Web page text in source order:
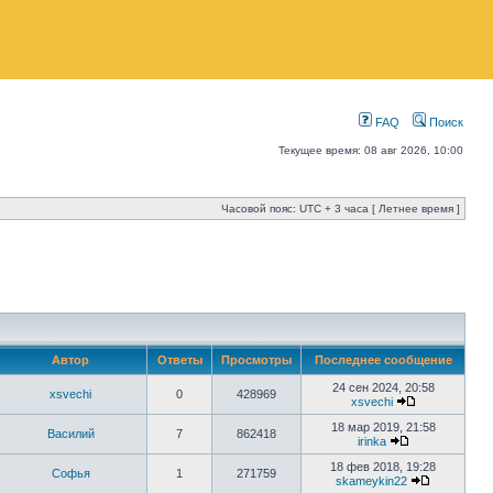
FAQ Поиск
Текущее время: 08 авг 2026, 10:00
Часовой пояс: UTC + 3 часа [ Летнее время ]
Автор Ответы Просмотры Последнее сообщение
xsvechi 0 428969
24 сен 2024, 20:58
xsvechi
Василий 7 862418
18 мар 2019, 21:58
irinka
Софья 1 271759
18 фев 2018, 19:28
skameykin22